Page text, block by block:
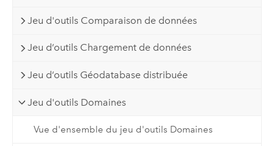
Jeu d'outils Comparaison de données
Jeu d’outils Chargement de données
Jeu d’outils Géodatabase distribuée
Jeu d'outils Domaines
Vue d'ensemble du jeu d'outils Domaines